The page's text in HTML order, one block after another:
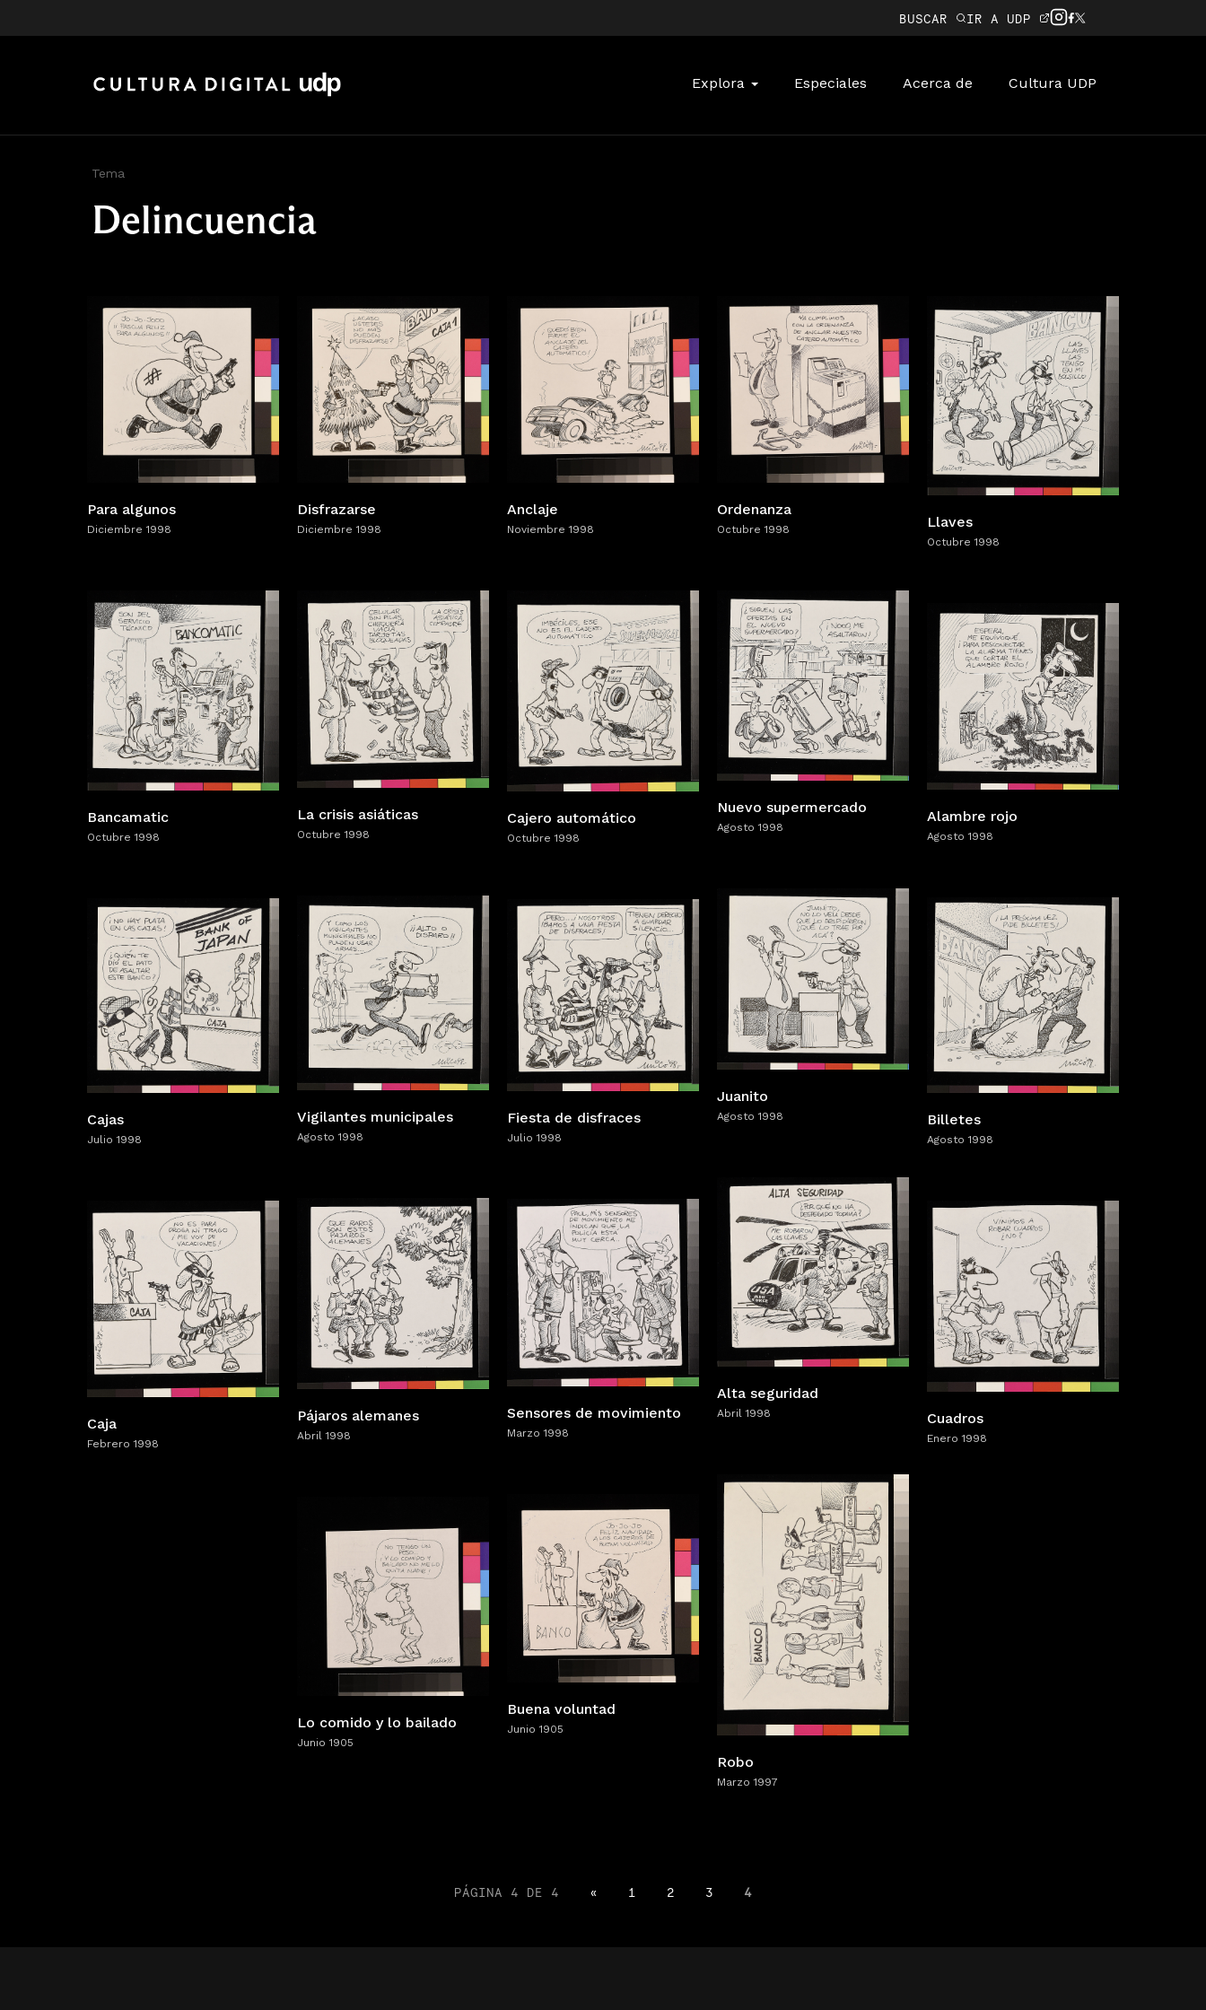
BUSCAR IR A UDP
Explora Especiales Acerca de Cultura UDP
Tema
Delincuencia
Para algunos
Diciembre 1998
Disfrazarse
Diciembre 1998
Anclaje
Noviembre 1998
Ordenanza
Octubre 1998 Llaves
Octubre 1998
Bancamatic
Octubre 1998
La crisis asiáticas
Octubre 1998
Cajero automático
Octubre 1998
Nuevo supermercado
Agosto 1998
Alambre rojo
Agosto 1998
Juanito
Agosto 1998
Vigilantes municipales
Agosto 1998
Billetes
Agosto 1998
Cajas
Julio 1998
Fiesta de disfraces
Julio 1998
Alta seguridad
Abril 1998
Pájaros alemanes
Abril 1998
Sensores de movimiento
Marzo 1998
Caja
Febrero 1998
Cuadros
Enero 1998
Robo
Marzo 1997
Buena voluntad
Junio 1905
Lo comido y lo bailado
Junio 1905
PÁGINA 4 DE 4 « 1 2 3 4